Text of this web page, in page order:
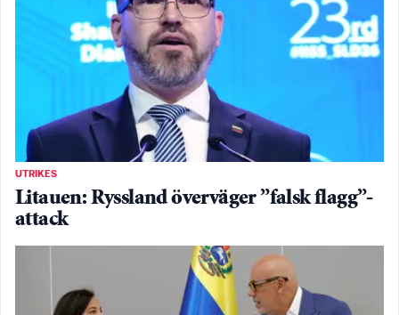
UTRIKES
Litauen: Ryssland överväger ”falsk flagg”-
attack